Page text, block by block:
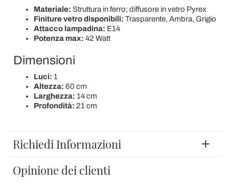
Materiale: Struttura in ferro; diffusore in vetro Pyrex
Finiture vetro disponibili: Trasparente, Ambra, Grigio
Attacco lampadina: E14
Potenza max: 42 Watt
Dimensioni
Luci: 1
Altezza: 60 cm
Larghezza: 14 cm
Profondità: 21 cm
Richiedi Informazioni
Opinione dei clienti